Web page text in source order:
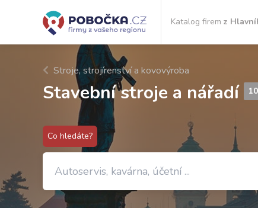
Katalog firem z
Stroje, strojírenství a kovovýroba
Stavební stroje a nářadí
Co hledáte?